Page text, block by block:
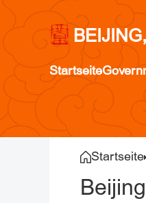
Startseite
Startseite